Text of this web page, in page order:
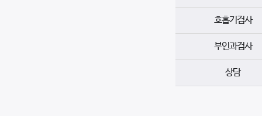
호흡기검사
부인과검사
상담